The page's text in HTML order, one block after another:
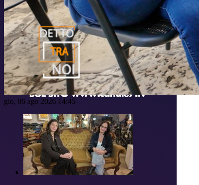
gio, 06 ago 2026 14:45